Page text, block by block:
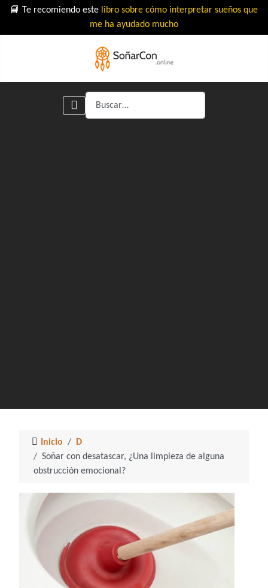
📘 Te recomiendo este libro sobre cómo interpretar sueños que
me ha ayudado mucho
Buscar
Inicio
D
Soñar con desatascar, ¿Una limpieza de alguna
obstrucción emocional?